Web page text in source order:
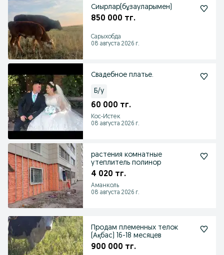
Сиырлар(бұзауларымен)
850 000 тг.
Сарыхобда
08 августа 2026 г.
Свадебное платье.
Б/у
60 000 тг.
Кос-Истек
08 августа 2026 г.
растения комнатные
утеплитель полинор
4 020 тг.
Аманколь
08 августа 2026 г.
Продам племенных телок
(Ақбас) 16-18 месяцев
900 000 тг.